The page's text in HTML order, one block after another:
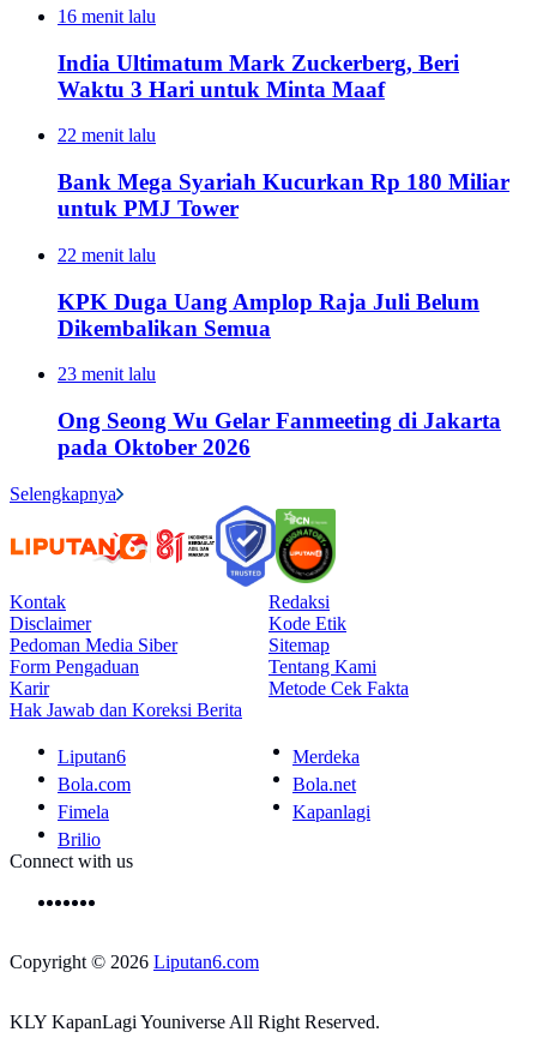
16 menit lalu
India Ultimatum Mark Zuckerberg, Beri
Waktu 3 Hari untuk Minta Maaf
22 menit lalu
Bank Mega Syariah Kucurkan Rp 180 Miliar
untuk PMJ Tower
22 menit lalu
KPK Duga Uang Amplop Raja Juli Belum
Dikembalikan Semua
23 menit lalu
Ong Seong Wu Gelar Fanmeeting di Jakarta
pada Oktober 2026
Selengkapnya
Kontak
Redaksi
Disclaimer
Kode Etik
Pedoman Media Siber
Sitemap
Form Pengaduan
Tentang Kami
Karir
Metode Cek Fakta
Hak Jawab dan Koreksi Berita
Liputan6
Merdeka
Bola.com
Bola.net
Fimela
Kapanlagi
Brilio
Connect with us
Copyright © 2026 Liputan6.com
KLY KapanLagi Youniverse All Right Reserved.